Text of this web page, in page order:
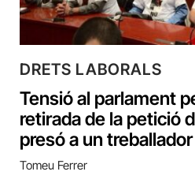
DRETS LABORALS
Tensió al parlament
retirada de la petició
presó a un
Tomeu Ferrer